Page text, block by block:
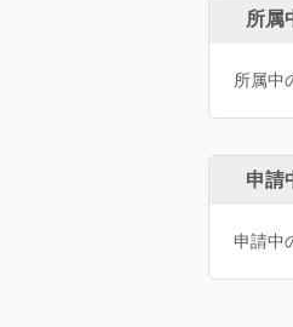
所属
所属中
申請
申請中